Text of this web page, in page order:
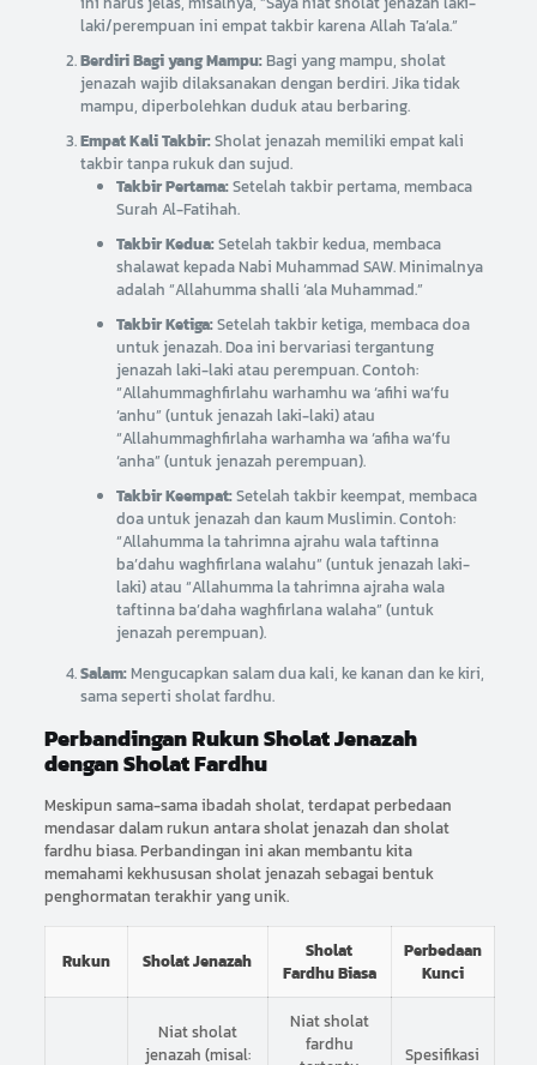
laki/perempuan ini empat takbir karena Allah Ta’ala.”
Berdiri Bagi yang Mampu:Bagi yang mampu, sholat
jenazah wajib dilaksanakan dengan berdiri. Jika tidak
mampu, diperbolehkan duduk atau berbaring.
Empat Kali Takbir:Sholat jenazah memiliki empat kali
takbir tanpa rukuk dan sujud.
Takbir Pertama:Setelah takbir pertama, membaca
Surah Al-Fatihah.
Takbir Kedua:Setelah takbir kedua, membaca
shalawat kepada Nabi Muhammad SAW. Minimalnya
adalah “Allahumma shalli ‘ala Muhammad.”
Takbir Ketiga:Setelah takbir ketiga, membaca doa
untuk jenazah. Doa ini bervariasi tergantung
jenazah laki-laki atau perempuan. Contoh:
“Allahummaghfirlahu warhamhu wa ‘afihi wa’fu
‘anhu” (untuk jenazah laki-laki) atau
“Allahummaghfirlaha warhamha wa ‘afiha wa’fu
‘anha” (untuk jenazah perempuan).
Takbir Keempat:Setelah takbir keempat, membaca
doa untuk jenazah dan kaum Muslimin. Contoh:
“Allahumma la tahrimna ajrahu wala taftinna
ba’dahu waghfirlana walahu” (untuk jenazah laki-
laki) atau “Allahumma la tahrimna ajraha wala
taftinna ba’daha waghfirlana walaha” (untuk
jenazah perempuan).
Salam:Mengucapkan salam dua kali, ke kanan dan ke kiri,
sama seperti sholat fardhu.
Perbandingan Rukun Sholat Jenazah
dengan Sholat Fardhu
Meskipun sama-sama ibadah sholat, terdapat perbedaan
mendasar dalam rukun antara sholat jenazah dan sholat
fardhu biasa. Perbandingan ini akan membantu kita
memahami kekhususan sholat jenazah sebagai bentuk
penghormatan terakhir yang unik.
Rukun Sholat Jenazah
Sholat
Fardhu Biasa
Perbedaan
Kunci
Niat sholat
jenazah (misal:
Niat sholat
fardhu
Spesifikasi